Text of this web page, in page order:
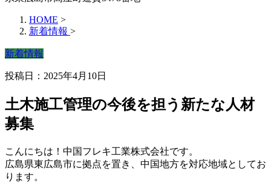
HOME >
新着情報 >
新着情報
投稿日：2025年4月10日
土木施工管理の今後を担う新たな人材
募集
こんにちは！中国フレキ工業株式会社です。
広島県東広島市に拠点を置き、中国地方を対応地域としてお
ります。